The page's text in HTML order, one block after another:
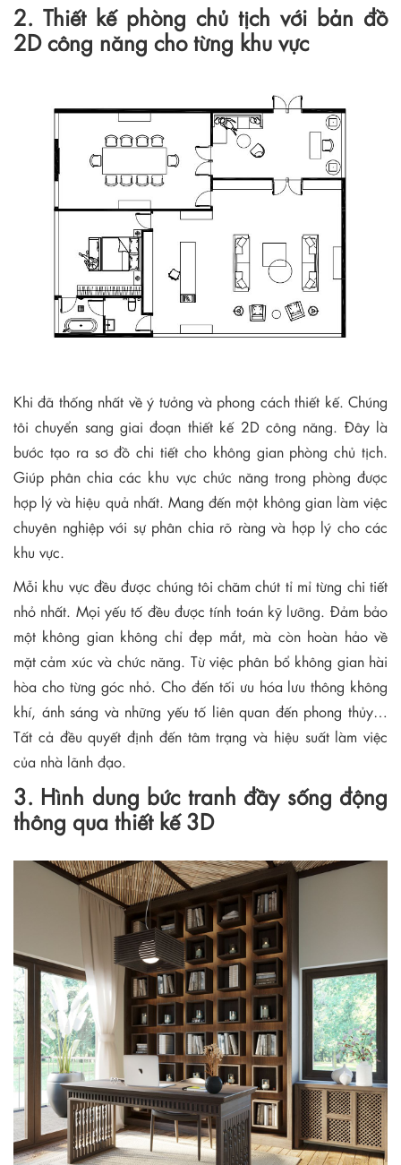
2. Thiết kế phòng chủ tịch với bản đồ
2D công năng cho từng khu vực
Khi đã thống nhất về ý tưởng và phong cách thiết kế. Chúng
tôi chuyển sang giai đoạn thiết kế 2D công năng. Đây là
bước tạo ra sơ đồ chi tiết cho không gian phòng chủ tịch.
Giúp phân chia các khu vực chức năng trong phòng được
hợp lý và hiệu quả nhất. Mang đến một không gian làm việc
chuyên nghiệp với sự phân chia rõ ràng và hợp lý cho các
khu vực.
Mỗi khu vực đều được chúng tôi chăm chút tỉ mỉ từng chi tiết
nhỏ nhất. Mọi yếu tố đều được tính toán kỹ lưỡng. Đảm bảo
một không gian không chỉ đẹp mắt, mà còn hoàn hảo về
mặt cảm xúc và chức năng. Từ việc phân bổ không gian hài
hòa cho từng góc nhỏ. Cho đến tối ưu hóa lưu thông không
khí, ánh sáng và những yếu tố liên quan đến phong thủy…
Tất cả đều quyết định đến tâm trạng và hiệu suất làm việc
của nhà lãnh đạo.
3. Hình dung bức tranh đầy sống động
thông qua thiết kế 3D